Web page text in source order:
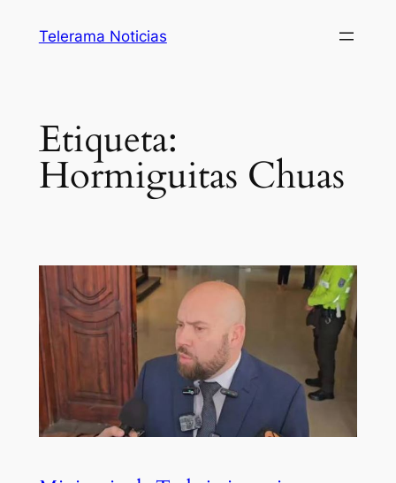
Telerama Noticias
Etiqueta:
Hormiguitas Chuas